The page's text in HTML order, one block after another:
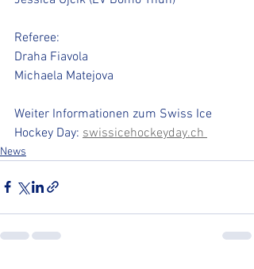
Referee:
Draha Fiavola
Michaela Matejova
Weiter Informationen zum Swiss Ice
Hockey Day: swissicehockeyday.ch
News